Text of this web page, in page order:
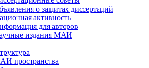
о защитах диссертаций
активность
для авторов
издания МАИ
пространства